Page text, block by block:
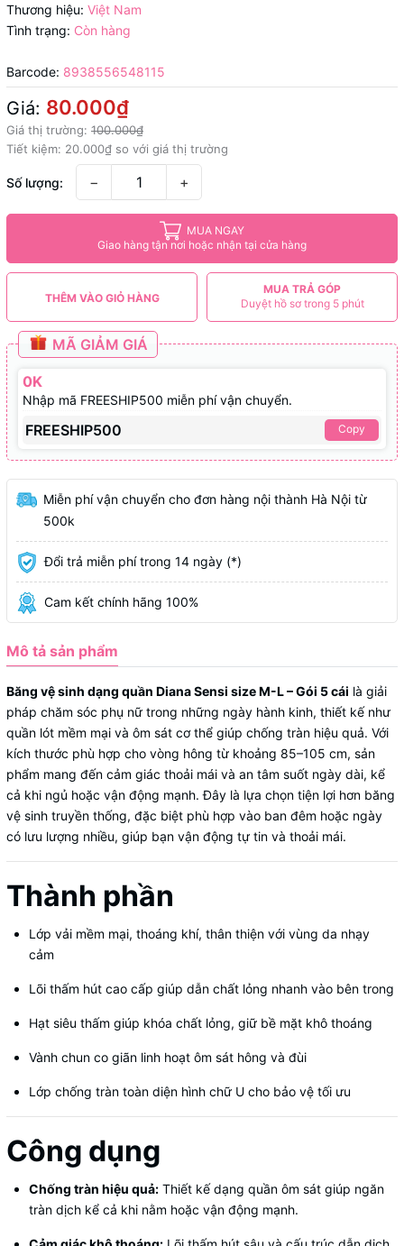
Thương hiệu: Việt Nam
Tình trạng: Còn hàng
Barcode: 8938556548115
Giá: 80.000₫
Giá thị trường: 100.000₫
Tiết kiệm: 20.000₫ so với giá thị trường
Số lượng: − +
MUA NGAY
Giao hàng tận nơi hoặc nhận tại cửa hàng
THÊM VÀO GIỎ HÀNG
MUA TRẢ GÓP
Duyệt hồ sơ trong 5 phút
MÃ GIẢM GIÁ
0K
Nhập mã FREESHIP500 miễn phí vận chuyển.
FREESHIP500 Copy
Miễn phí vận chuyển cho đơn hàng nội thành Hà Nội từ
500k
Đổi trả miễn phí trong 14 ngày (*)
Cam kết chính hãng 100%
Mô tả sản phẩm
Băng vệ sinh dạng quần Diana Sensi size M-L – Gói 5 cái là giải
pháp chăm sóc phụ nữ trong những ngày hành kinh, thiết kế như
quần lót mềm mại và ôm sát cơ thể giúp chống tràn hiệu quả. Với
kích thước phù hợp cho vòng hông từ khoảng 85–105 cm, sản
phẩm mang đến cảm giác thoải mái và an tâm suốt ngày dài, kể
cả khi ngủ hoặc vận động mạnh. Đây là lựa chọn tiện lợi hơn băng
vệ sinh truyền thống, đặc biệt phù hợp vào ban đêm hoặc ngày
có lưu lượng nhiều, giúp bạn vận động tự tin và thoải mái.
Thành phần
Lớp vải mềm mại, thoáng khí, thân thiện với vùng da nhạy
cảm
Lõi thấm hút cao cấp giúp dẫn chất lỏng nhanh vào bên trong
Hạt siêu thấm giúp khóa chất lỏng, giữ bề mặt khô thoáng
Vành chun co giãn linh hoạt ôm sát hông và đùi
Lớp chống tràn toàn diện hình chữ U cho bảo vệ tối ưu
Công dụng
Chống tràn hiệu quả: Thiết kế dạng quần ôm sát giúp ngăn
tràn dịch kể cả khi nằm hoặc vận động mạnh.